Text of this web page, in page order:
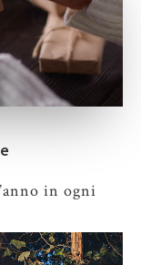
in ogni